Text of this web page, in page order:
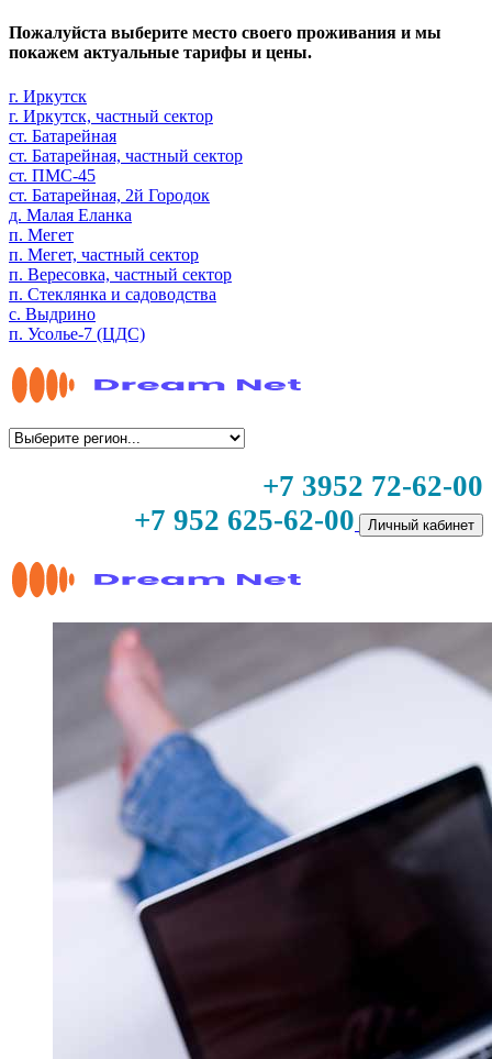
Пожалуйста выберите место своего проживания и мы
покажем актуальные тарифы и цены.
г. Иркутск
г. Иркутск, частный сектор
ст. Батарейная
ст. Батарейная, частный сектор
ст. ПМС-45
ст. Батарейная, 2й Городок
д. Малая Еланка
п. Мегет
п. Мегет, частный сектор
п. Вересовка, частный сектор
п. Стеклянка и садоводства
с. Выдрино
п. Усолье-7 (ЦДС)
+7 3952 72-62-00
+7 952 625-62-00
Личный кабинет